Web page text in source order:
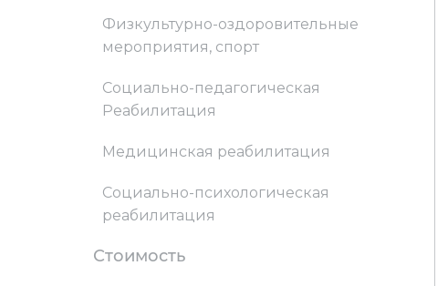
Физкультурно-оздоровительные
мероприятия, спорт
Социально-педагогическая
Реабилитация
Медицинская реабилитация
Социально-психологическая
реабилитация
Стоимость